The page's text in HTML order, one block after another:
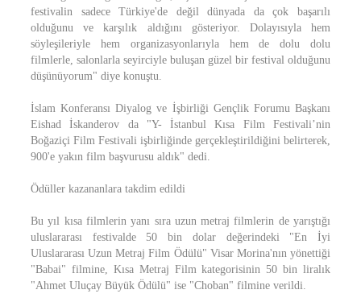
festivalin sadece Türkiye'de değil dünyada da çok başarılı
olduğunu ve karşılık aldığını gösteriyor. Dolayısıyla hem
söyleşileriyle hem organizasyonlarıyla hem de dolu dolu
filmlerle, salonlarla seyirciyle buluşan güzel bir festival olduğunu
düşünüyorum" diye konuştu.
İslam Konferansı Diyalog ve İşbirliği Gençlik Forumu Başkanı
Eishad İskanderov da "Y- İstanbul Kısa Film Festivali’nin
Boğaziçi Film Festivali işbirliğinde gerçekleştirildiğini belirterek,
900'e yakın film başvurusu aldık" dedi.
Ödüller kazananlara takdim edildi
Bu yıl kısa filmlerin yanı sıra uzun metraj filmlerin de yarıştığı
uluslararası festivalde 50 bin dolar değerindeki "En İyi
Uluslararası Uzun Metraj Film Ödülü" Visar Morina'nın yönettiği
"Babai" filmine, Kısa Metraj Film kategorisinin 50 bin liralık
"Ahmet Uluçay Büyük Ödülü" ise "Choban" filmine verildi.